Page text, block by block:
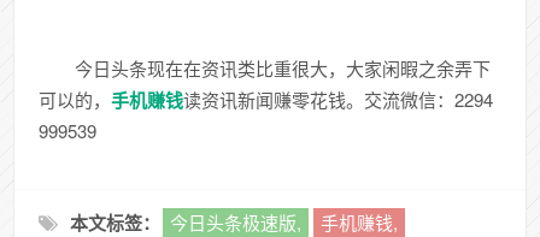
今日头条现在在资讯类比重很大，大家闲暇之余弄下
可以的，手机赚钱读资讯新闻赚零花钱。交流微信：2294
999539
本文标签： 今日头条极速版, 手机赚钱,